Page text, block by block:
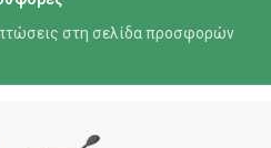
στη σελίδα προσφορών